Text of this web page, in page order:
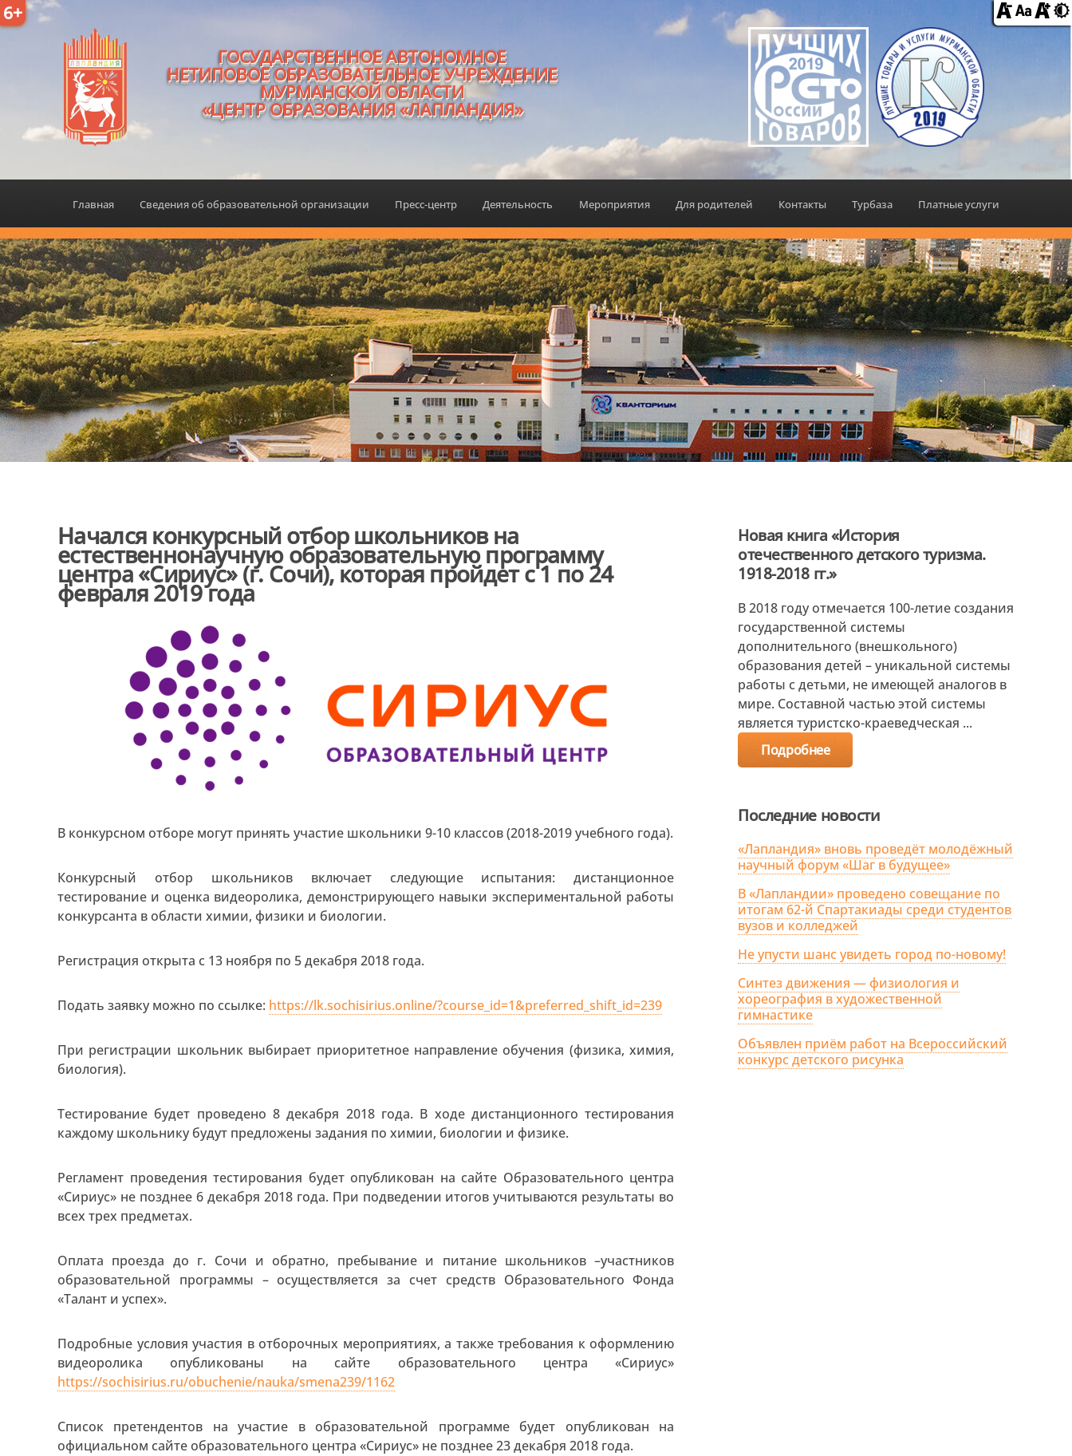
6+
ГОСУДАРСТВЕННОЕ АВТОНОМНОЕ
НЕТИПОВОЕ ОБРАЗОВАТЕЛЬНОЕ УЧРЕЖДЕНИЕ
МУРМАНСКОЙ ОБЛАСТИ
«ЦЕНТР ОБРАЗОВАНИЯ «ЛАПЛАНДИЯ»
Главная Сведения об образовательной организации Пресс-центр Деятельность Мероприятия Для родителей Контакты Турбаза Платные услуги
Начался конкурсный отбор школьников на
естественнонаучную образовательную программу
центра «Сириус» (г. Сочи), которая пройдет с 1 по 24
февраля 2019 года
В конкурсном отборе могут принять участие школьники 9-10 классов (2018-2019 учебного года).
Конкурсный отбор школьников включает следующие испытания: дистанционное
тестирование и оценка видеоролика, демонстрирующего навыки экспериментальной работы
конкурсанта в области химии, физики и биологии.
Регистрация открыта с 13 ноября по 5 декабря 2018 года.
Подать заявку можно по ссылке: https://lk.sochisirius.online/?course_id=1&preferred_shift_id=239
При регистрации школьник выбирает приоритетное направление обучения (физика, химия,
биология).
Тестирование будет проведено 8 декабря 2018 года. В ходе дистанционного тестирования
каждому школьнику будут предложены задания по химии, биологии и физике.
Регламент проведения тестирования будет опубликован на сайте Образовательного центра
«Сириус» не позднее 6 декабря 2018 года. При подведении итогов учитываются результаты во
всех трех предметах.
Оплата проезда до г. Сочи и обратно, пребывание и питание школьников –участников
образовательной программы – осуществляется за счет средств Образовательного Фонда
«Талант и успех».
Подробные условия участия в отборочных мероприятиях, а также требования к оформлению
видеоролика опубликованы на сайте образовательного центра «Сириус»
https://sochisirius.ru/obuchenie/nauka/smena239/1162
Список претендентов на участие в образовательной программе будет опубликован на
официальном сайте образовательного центра «Сириус» не позднее 23 декабря 2018 года.
Новая книга «История
отечественного детского туризма.
1918-2018 гг.»
В 2018 году отмечается 100-летие создания
государственной системы
дополнительного (внешкольного)
образования детей – уникальной системы
работы с детьми, не имеющей аналогов в
мире. Составной частью этой системы
является туристско-краеведческая ...
Подробнее
Последние новости
«Лапландия» вновь проведёт молодёжный
научный форум «Шаг в будущее»
В «Лапландии» проведено совещание по
итогам 62-й Спартакиады среди студентов
вузов и колледжей
Не упусти шанс увидеть город по-новому!
Синтез движения — физиология и
хореография в художественной
гимнастике
Объявлен приём работ на Всероссийский
конкурс детского рисунка